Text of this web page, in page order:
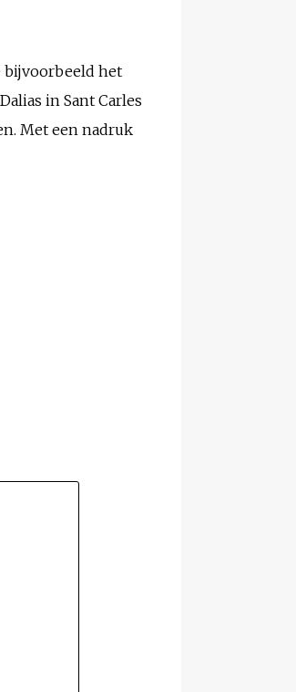
bijvoorbeeld het
in Sant Carles
Met een nadruk